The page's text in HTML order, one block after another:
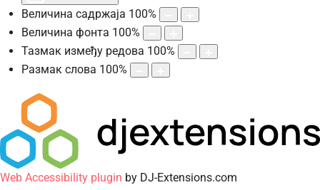
Величина садржаја 100%
Величина фонта 100%
Тазмак између редова 100%
Размак слова 100%
Web Accessibility plugin by DJ-Extensions.com